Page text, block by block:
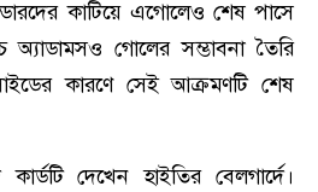
কাটিয়ে এগোলেও শেষ পাসে
গোলের সম্ভাবনা তৈরি
কারণে সেই আক্রমণটি শেষ
দেখেন হাইতির বেলগার্দে।